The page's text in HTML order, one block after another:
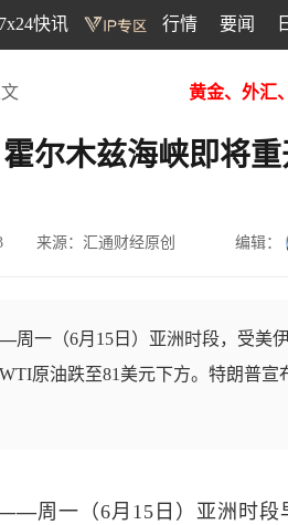
7x24快讯 行情 要闻
黄金、外汇
尔木兹海峡即将
来源：汇通财经原创 编辑：
周一（6月15日）亚洲时段，受美
原油跌至81美元下方。特朗普
——周一（6月15日）亚洲时